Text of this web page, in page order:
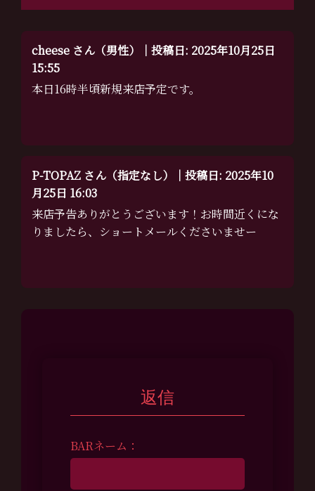
cheese さん（男性）｜投稿日: 2025年10月25日
15:55
本日16時半頃新規来店予定です。
P-TOPAZ さん（指定なし）｜投稿日: 2025年10
月25日 16:03
来店予告ありがとうございます！お時間近くにな
りましたら、ショートメールくださいませー
返信
BARネーム：